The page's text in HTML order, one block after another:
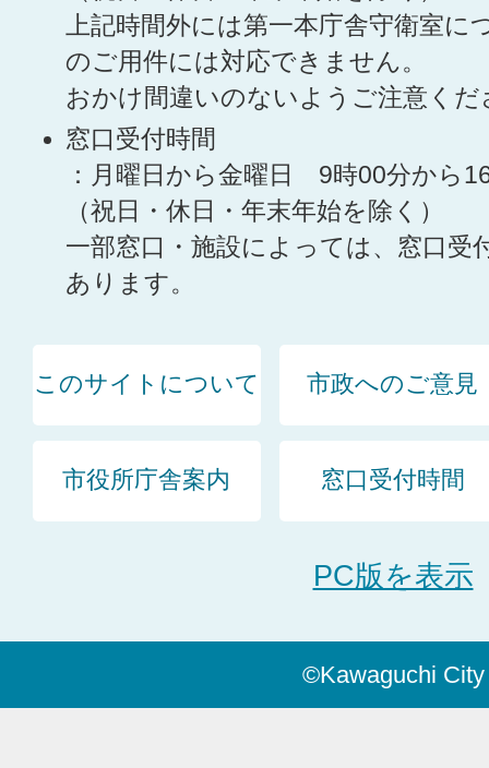
上記時間外には第一本庁舎守衛室に
のご用件には対応できません。
おかけ間違いのないようご注意くだ
窓口受付時間
：月曜日から金曜日 9時00分から
（祝日・休日・年末年始を除く）
一部窓口・施設によっては、窓口受
あります。
このサイトについて 市政へのご意見
市役所庁舎案内 窓口受付時間
PC版を表示
©Kawaguchi City